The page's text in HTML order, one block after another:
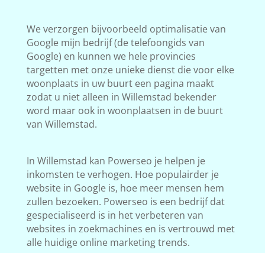
We verzorgen bijvoorbeeld optimalisatie van
Google mijn bedrijf (de telefoongids van
Google) en kunnen we hele provincies
targetten met onze unieke dienst die voor elke
woonplaats in uw buurt een pagina maakt
zodat u niet alleen in Willemstad bekender
word maar ook in woonplaatsen in de buurt
van Willemstad.
In Willemstad kan Powerseo je helpen je
inkomsten te verhogen. Hoe populairder je
website in Google is, hoe meer mensen hem
zullen bezoeken. Powerseo is een bedrijf dat
gespecialiseerd is in het verbeteren van
websites in zoekmachines en is vertrouwd met
alle huidige online marketing trends.